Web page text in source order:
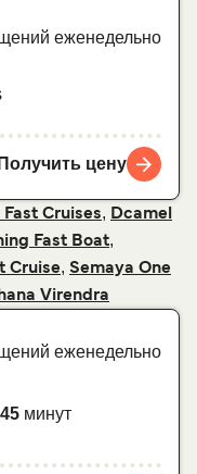
еженедельно
Получить цену
Cruises, Dcamel
Fast Boat,
Cruise, Semaya One
Virendra
еженедельно
45 минут